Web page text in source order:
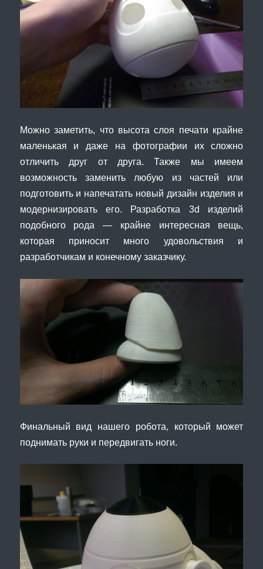
Можно заметить, что высота слоя печати крайне
маленькая и даже на фотографии их сложно
отличить друг от друга. Также мы имеем
возможность заменить любую из частей или
подготовить и напечатать новый дизайн изделия и
модернизировать его. Разработка 3d изделий
подобного рода — крайне интересная вещь,
которая приносит много удовольствия и
разработчикам и конечному заказчику.
Финальный вид нашего робота, который может
поднимать руки и передвигать ноги.